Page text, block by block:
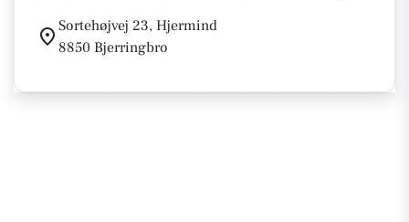
Sortehøjvej 23, Hjermind
8850 Bjerringbro